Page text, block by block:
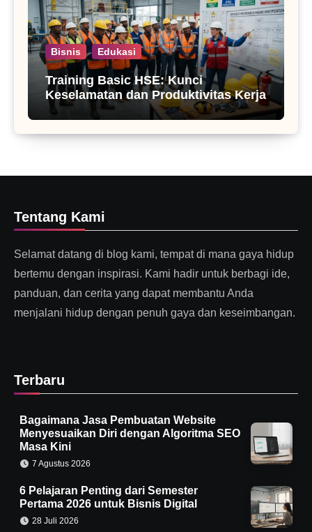
Bisnis Edukasi
Training Basic HSE: Kunci
Keselamatan dan Produktivitas Kerja
Tentang Kami
Selamat datang di blog kami, tempat di mana gaya hidup
bertemu dengan inspirasi. Kami hadir untuk berbagi ide,
panduan, dan cerita yang dapat membantu Anda
menjalani hidup dengan penuh gaya dan keseimbangan.
Terbaru
Bagaimana Jasa Pembuatan Website
Menyesuaikan Diri dengan Algoritma SEO
Masa Kini
7 Agustus 2026
6 Pelajaran Penting dari Semester
Pertama 2026 untuk Bisnis Digital
28 Juli 2026